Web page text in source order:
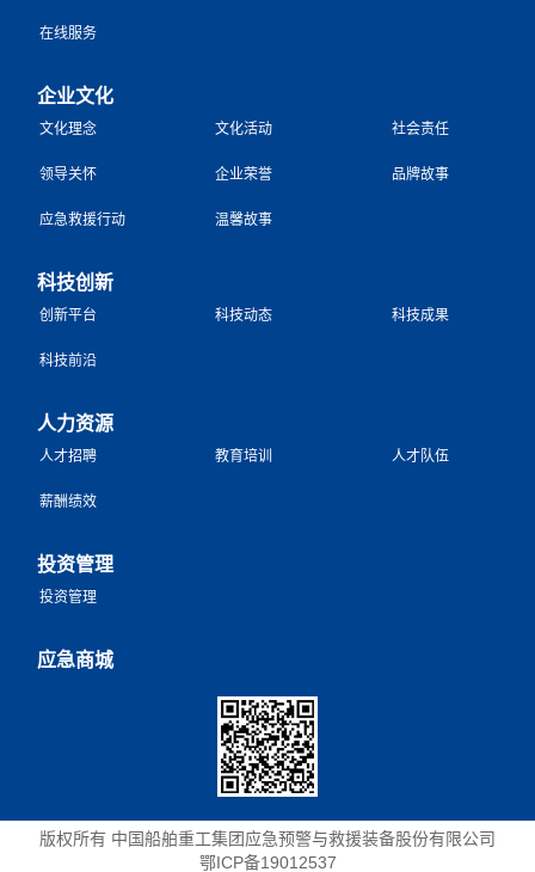
在线服务
企业文化
文化理念 文化活动 社会责任
领导关怀 企业荣誉 品牌故事
应急救援行动 温馨故事
科技创新
创新平台 科技动态 科技成果
科技前沿
人力资源
人才招聘 教育培训 人才队伍
薪酬绩效
投资管理
投资管理
应急商城
版权所有 中国船舶重工集团应急预警与救援装备股份有限公司
鄂ICP备19012537